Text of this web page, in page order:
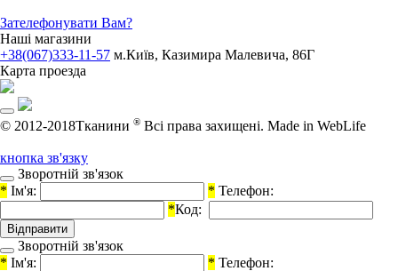
Зателефонувати Вам?
Наші магазини
+38(067)333-11-57 м.Київ, Казимира Малевича, 86Г
Карта проезда
© 2012-2018Тканини ® Всі права захищені. Made in WebLife
кнопка зв'язку
Зворотній зв'язок
* Ім'я: * Телефон:
*Код:
Зворотній зв'язок
* Ім'я: * Телефон: